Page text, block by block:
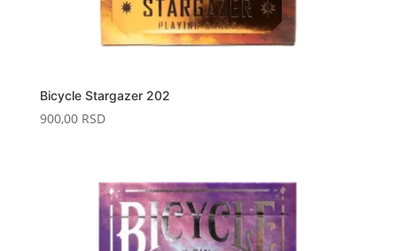
Bicycle Stargazer 202
900,00 RSD